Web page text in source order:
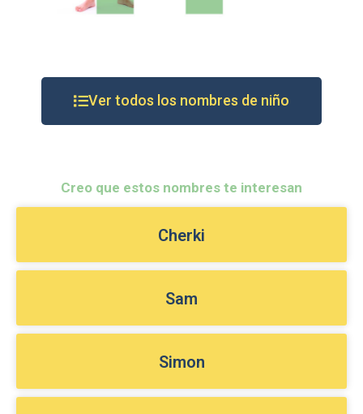
Ver todos los nombres de niño
Creo que estos nombres te interesan
Cherki
Sam
Simon